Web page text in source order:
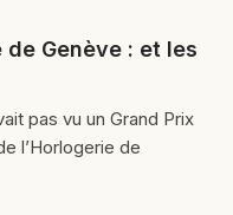
de Genève : et les
pas vu un Grand Prix
l’Horlogerie de